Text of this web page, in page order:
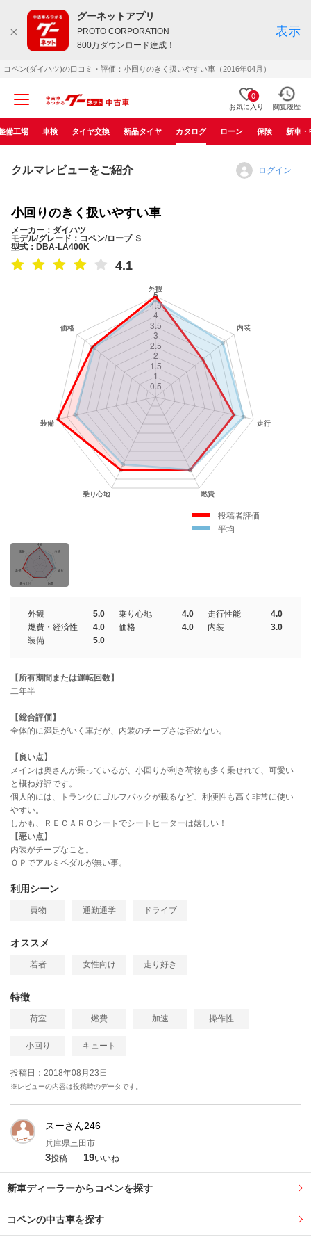
グーネットアプリ
PROTO CORPORATION
800万ダウンロード達成！
表示
コペン(ダイハツ)の口コミ・評価：小回りのきく扱いやすい車（2016年04月）
0
お気に入り 閲覧履歴
備工場 車検 タイヤ交換 新品タイヤ カタログ ローン 保険 新車・
クルマレビューをご紹介 ログイン
小回りのきく扱いやすい車
メーカー：ダイハツ
モデル/グレード：コペン/ローブ Ｓ
型式：DBA-LA400K
4.1
投稿者評価
平均
外観 5.0 乗り心地 4.0 走行性能
4.0
燃費・経済性
4.0 価格 4.0 内装
3.0
装備
5.0
【所有期間または運転回数】
二年半
【総合評価】
全体的に満足がいく車だが、内装のチープさは否めない。
【良い点】
メインは奥さんが乗っているが、小回りが利き荷物も多く乗せれて、可愛い
と概ね好評です。
個人的には、トランクにゴルフバックが載るなど、利便性も高く非常に使い
やすい。
しかも、ＲＥＣＡＲＯシートでシートヒーターは嬉しい！
【悪い点】
内装がチープなこと。
ＯＰでアルミペダルが無い事。
利用シーン
買物 通勤通学 ドライブ
オススメ
若者 女性向け 走り好き
特徴
荷室 燃費 加速 操作性
小回り キュート
投稿日：2018年08月23日
※レビューの内容は投稿時のデータです。
スーさん246
兵庫県三田市
3投稿 19いいね
新車ディーラーからコペンを探す
コペンの中古車を探す